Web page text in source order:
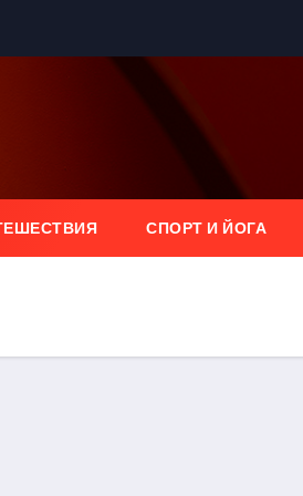
СПОРТ И ЙОГА